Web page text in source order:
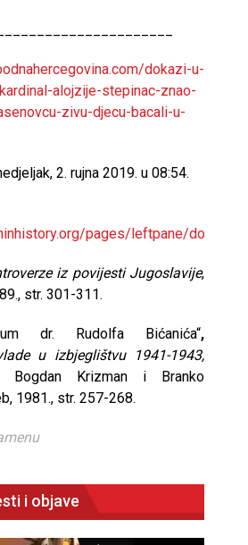
dokazi-u-
alojzije-stepinac-znao-
zivu-djecu-bacali-u-
2. rujna 2019. u 08:54.
pages/leftpane/
iz povijesti Jugoslavije,
str. 301-311.
dr. Rudolfa Bićanića“,
u izbjeglištvu 1941-1943,
Bogdan Krizman i Branko
1981., str. 257-268.
i objave